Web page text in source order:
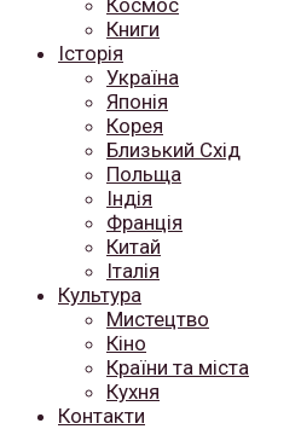
Космос
Книги
Історія
Україна
Японія
Корея
Близький Схід
Польща
Індія
Франція
Китай
Італія
Культура
Мистецтво
Кіно
Країни та міста
Кухня
Контакти